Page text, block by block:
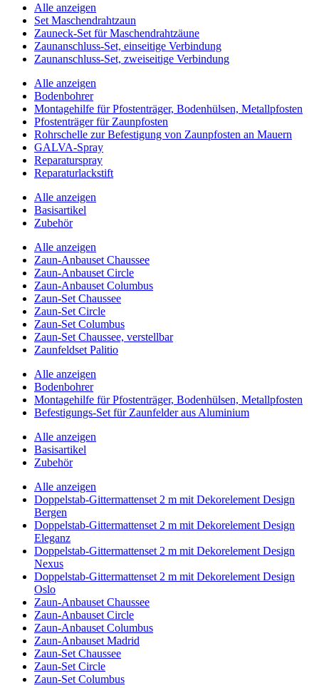
Alle anzeigen
Set Maschendrahtzaun
Zauneck-Set für Maschendrahtzäune
Zaunanschluss-Set, einseitige Verbindung
Zaunanschluss-Set, zweiseitige Verbindung
Alle anzeigen
Bodenbohrer
Montagehilfe für Pfostenträger, Bodenhülsen, Metallpfosten
Pfostenträger für Zaunpfosten
Rohrschelle zur Befestigung von Zaunpfosten an Mauern
GALVA-Spray
Reparaturspray
Reparaturlackstift
Alle anzeigen
Basisartikel
Zubehör
Alle anzeigen
Zaun-Anbauset Chaussee
Zaun-Anbauset Circle
Zaun-Anbauset Columbus
Zaun-Set Chaussee
Zaun-Set Circle
Zaun-Set Columbus
Zaun-Set Chaussee, verstellbar
Zaunfeldset Palitio
Alle anzeigen
Bodenbohrer
Montagehilfe für Pfostenträger, Bodenhülsen, Metallpfosten
Befestigungs-Set für Zaunfelder aus Aluminium
Alle anzeigen
Basisartikel
Zubehör
Alle anzeigen
Doppelstab-Gittermattenset 2 m mit Dekorelement Design
Bergen
Doppelstab-Gittermattenset 2 m mit Dekorelement Design
Eleganz
Doppelstab-Gittermattenset 2 m mit Dekorelement Design
Nexus
Doppelstab-Gittermattenset 2 m mit Dekorelement Design
Oslo
Zaun-Anbauset Chaussee
Zaun-Anbauset Circle
Zaun-Anbauset Columbus
Zaun-Anbauset Madrid
Zaun-Set Chaussee
Zaun-Set Circle
Zaun-Set Columbus